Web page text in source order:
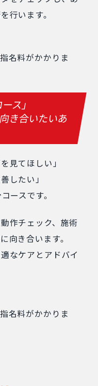
行います。
名料がかかりま
ス」
き合いたいあ
見てほしい」
したい」
ースです。
作チェック、施術
向き合います。
なケアとアドバイ
名料がかかりま